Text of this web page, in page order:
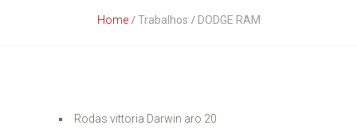
Home Trabalhos DODGE RAM
Rodas vittoria Darwin aro 20